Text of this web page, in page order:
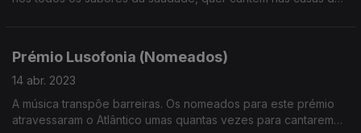
Prémio Lusofonia (Nomeados)
14 abr. 2023
A música transpôe barreiras. Os nomeados para este prémio
atravessaram o Atlântico umas quantas vezes para cantarem